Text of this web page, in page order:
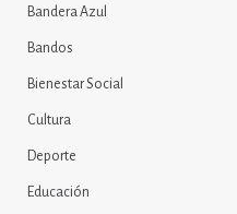
Bandera Azul
Bandos
Bienestar Social
Cultura
Deporte
Educación